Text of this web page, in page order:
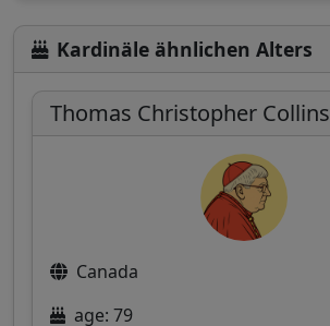
Kardinäle ähnlichen Alters
Thomas Christopher Collins
Canada
age: 79